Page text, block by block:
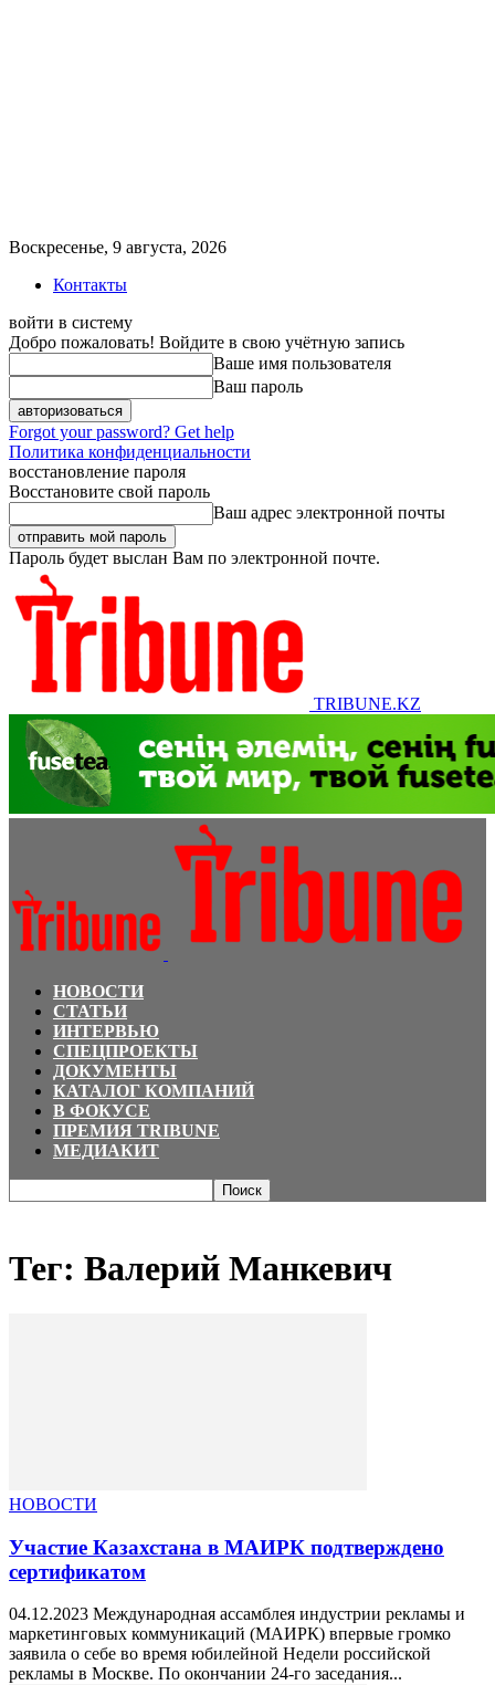
Воскресенье, 9 августа, 2026
Контакты
войти в систему
Добро пожаловать! Войдите в свою учётную запись
Ваше имя пользователя
Ваш пароль
Forgot your password? Get help
Политика конфиденциальности
восстановление пароля
Восстановите свой пароль
Ваш адрес электронной почты
Пароль будет выслан Вам по электронной почте.
TRIBUNE.KZ
НОВОСТИ
СТАТЬИ
ИНТЕРВЬЮ
СПЕЦПРОЕКТЫ
ДОКУМЕНТЫ
КАТАЛОГ КОМПАНИЙ
В ФОКУСЕ
ПРЕМИЯ TRIBUNE
МЕДИАКИТ
Тег: Валерий Манкевич
НОВОСТИ
Участие Казахстана в МАИРК подтверждено
сертификатом
04.12.2023 Международная ассамблея индустрии рекламы и
маркетинговых коммуникаций (МАИРК) впервые громко
заявила о себе во время юбилейной Недели российской
рекламы в Москве. По окончании 24-го заседания...